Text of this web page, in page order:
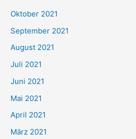
e
n
h
:
Oktober 2021
September 2021
August 2021
Juli 2021
Juni 2021
Mai 2021
April 2021
März 2021